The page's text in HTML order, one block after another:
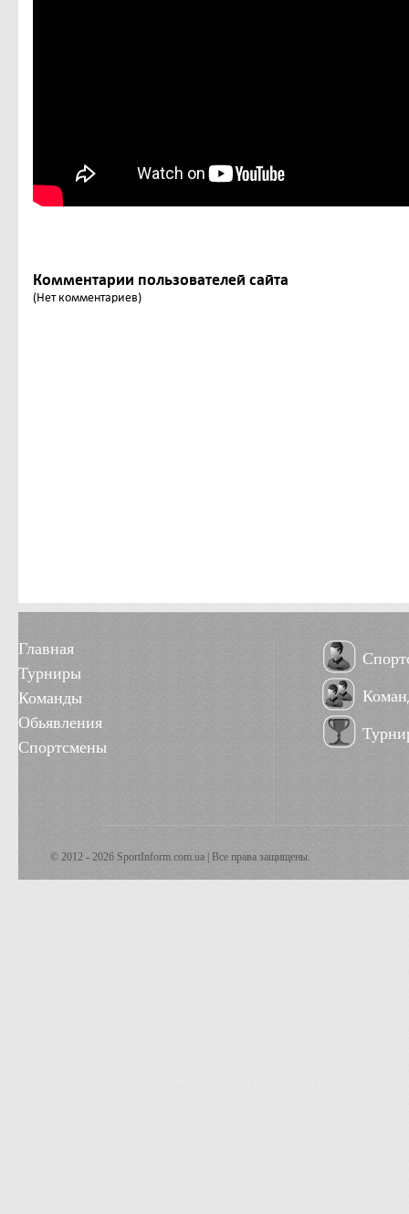
Комментарии пользователей сайта
(Нет комментариев)
Главная
Турниры
Команды
Обьявления
Спортсмены
© 2012 - 2026 SportInform.com.ua | Все права защищены.